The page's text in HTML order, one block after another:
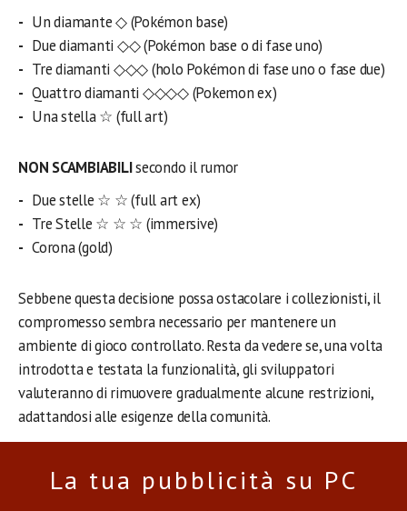
Un diamante ◇ (Pokémon base)
Due diamanti ◇◇ (Pokémon base o di fase uno)
Tre diamanti ◇◇◇ (holo Pokémon di fase uno o fase due)
Quattro diamanti ◇◇◇◇ (Pokemon ex)
Una stella ☆ (full art)
NON SCAMBIABILIsecondo il rumor
Due stelle ☆ ☆ (full art ex)
Tre Stelle ☆ ☆ ☆ (immersive)
Corona (gold)
Sebbene questa decisione possa ostacolare i collezionisti, il
compromesso sembra necessario per mantenere un
ambiente di gioco controllato. Resta da vedere se, una volta
introdotta e testata la funzionalità, gli sviluppatori
valuteranno di rimuovere gradualmente alcune restrizioni,
adattandosi alle esigenze della comunità.
La tua pubblicità su PC